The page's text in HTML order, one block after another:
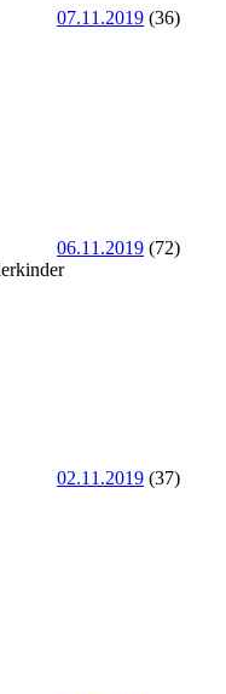
07.11.2019 (36)
06.11.2019 (72)
02.11.2019 (37)